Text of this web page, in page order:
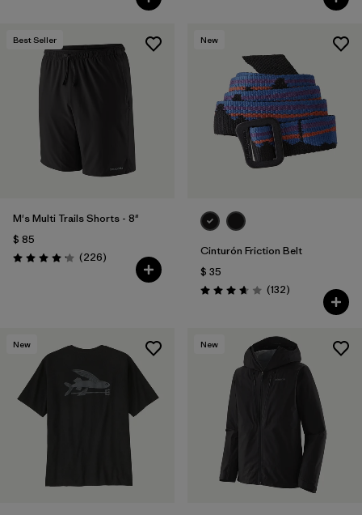
Best Seller
M's Multi Trails Shorts - 8"
$ 85
Valoración: 4.2 / 5
(226Comentarios
)
New
Cinturón Friction Belt
$ 35
Valoración: 3.7 / 5
(132Comentarios
)
New New